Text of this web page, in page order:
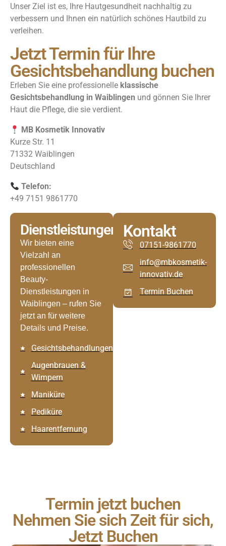
Dienstleistungen
Wir bieten eine
Vielzahl an
professionellen
Beauty-
Dienstleistungen in
Waiblingen – rufen Sie
jetzt an für weitere
Details und Preise.
Gesichtsbehandlungen
Augenbrauen &
Wimpern
Maniküre
Pediküre
Haarentfernung
Kontakt
07151-9861770
info@mbkosmetik-
innovativ.de
Termin Buchen
Unser Ziel ist es, Ihre Hautgesundheit nachhaltig zu
verbessern und Ihnen ein natürlich schönes Hautbild zu
verleihen.
Jetzt Termin für Ihre
Gesichtsbehandlung buchen
Erleben Sie eine professionelle klassische
Gesichtsbehandlung in Waiblingen und gönnen Sie Ihrer
Haut die Pflege, die sie verdient.
MB Kosmetik Innovativ
Kurze Str. 11
71332 Waiblingen
Deutschland
Telefon:
+49 7151 9861770
Termin jetzt buchen
Nehmen Sie sich Zeit für sich,
Jetzt Buchen